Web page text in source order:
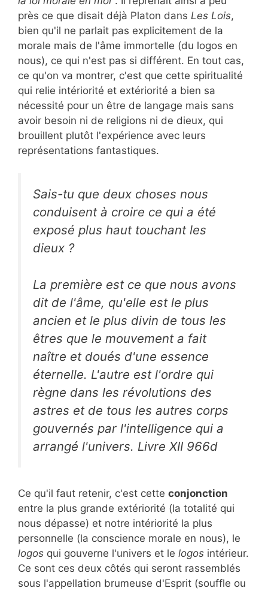
près ce que disait déjà Platon dans Les Lois,
bien qu'il ne parlait pas explicitement de la
morale mais de l'âme immortelle (du logos en
nous), ce qui n'est pas si différent. En tout cas,
ce qu'on va montrer, c'est que cette spiritualité
qui relie intériorité et extériorité a bien sa
nécessité pour un être de langage mais sans
avoir besoin ni de religions ni de dieux, qui
brouillent plutôt l'expérience avec leurs
représentations fantastiques.
Sais-tu que deux choses nous
conduisent à croire ce qui a été
exposé plus haut touchant les
dieux ?
La première est ce que nous avons
dit de l'âme, qu'elle est le plus
ancien et le plus divin de tous les
êtres que le mouvement a fait
naître et doués d'une essence
éternelle. L'autre est l'ordre qui
règne dans les révolutions des
astres et de tous les autres corps
gouvernés par l'intelligence qui a
arrangé l'univers. Livre XII 966d
Ce qu'il faut retenir, c'est cette conjonction
entre la plus grande extériorité (la totalité qui
nous dépasse) et notre intériorité la plus
personnelle (la conscience morale en nous), le
logos qui gouverne l'univers et le logos intérieur.
Ce sont ces deux côtés qui seront rassemblés
sous l'appellation brumeuse d'Esprit (souffle ou